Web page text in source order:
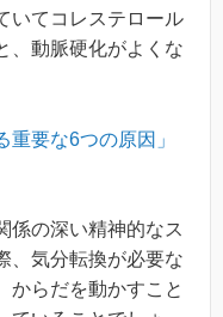
いてコレステロール
、動脈硬化がよくな
重要な6つの原因」
係の深い精神的なス
、気分転換が必要な
からだを動かすこと